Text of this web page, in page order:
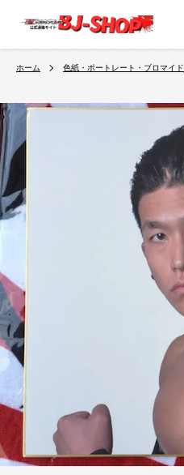
ホーム 色紙・ポートレート・ブロマイド